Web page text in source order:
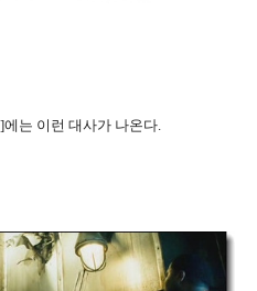
는 이런 대사가 나온다.